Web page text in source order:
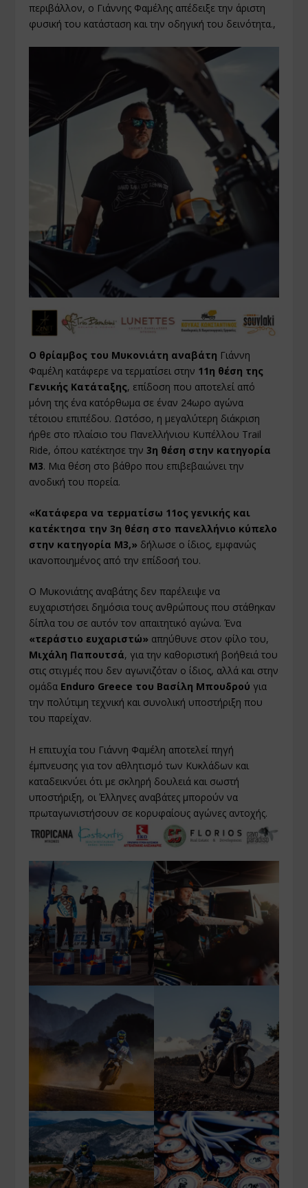
περιβάλλον, ο Γιάννης Φαμέλης απέδειξε την άριστη
φυσική του κατάσταση και την οδηγική του δεινότητα.,
Ο θρίαμβος του Μυκονιάτη αναβάτη Γιάννη
Φαμέλη κατάφερε να τερματίσει στην 11η θέση της
Γενικής Κατάταξης, επίδοση που αποτελεί από
μόνη της ένα κατόρθωμα σε έναν 24ωρο αγώνα
τέτοιου επιπέδου. Ωστόσο, η μεγαλύτερη διάκριση
ήρθε στο πλαίσιο του Πανελλήνιου Κυπέλλου Trail
Ride, όπου κατέκτησε την3η θέση στην κατηγορία
Μ3. Μια θέση στο βάθρο που επιβεβαιώνει την
ανοδική του πορεία.
«Κατάφερα να τερματίσω 11ος γενικής και
κατέκτησα την 3η θέση στο πανελλήνιο κύπελο
στην κατηγορία Μ3,» δήλωσε ο ίδιος, εμφανώς
ικανοποιημένος από την επίδοσή του.
Ο Μυκονιάτης αναβάτης δεν παρέλειψε να
ευχαριστήσει δημόσια τους ανθρώπους που στάθηκαν
δίπλα του σε αυτόν τον απαιτητικό αγώνα. Ένα
«τεράστιο ευχαριστώ» απηύθυνε στον φίλο του,
Μιχάλη Παπουτσά, για την καθοριστική βοήθειά του
στις στιγμές που δεν αγωνιζόταν ο ίδιος, αλλά και στην
ομάδα Enduro Greece του Βασίλη Μπουδρού για
την πολύτιμη τεχνική και συνολική υποστήριξη που
του παρείχαν.
Η επιτυχία του Γιάννη Φαμέλη αποτελεί πηγή
έμπνευσης για τον αθλητισμό των Κυκλάδων και
καταδεικνύει ότι με σκληρή δουλειά και σωστή
υποστήριξη, οι Έλληνες αναβάτες μπορούν να
πρωταγωνιστήσουν σε κορυφαίους αγώνες αντοχής.